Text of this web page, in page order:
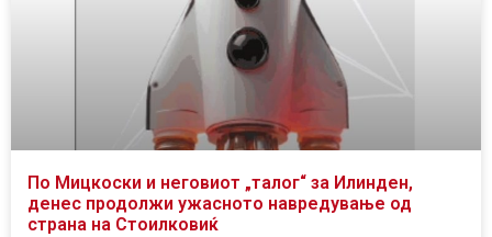
По Мицкоски и неговиот „талог“ за Илинден,
денес продолжи ужасното навредување од
страна на Стоилковиќ